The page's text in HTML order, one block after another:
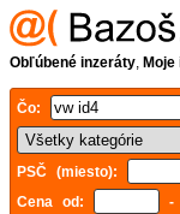
Obľúbené inzeráty,
Čo:
PSČ (miesto):
Cena od:
-